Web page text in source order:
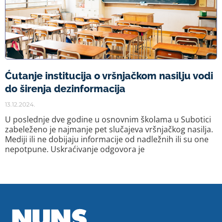
Ćutanje institucija o vršnjačkom nasilju vodi
do širenja dezinformacija
13.12.2024.
U poslednje dve godine u osnovnim školama u Subotici
zabeleženo je najmanje pet slučajeva vršnjačkog nasilja.
Mediji ili ne dobijaju informacije od nadležnih ili su one
nepotpune. Uskraćivanje odgovora je